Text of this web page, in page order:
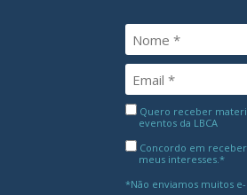
Quero receber
eventos da LBCA
Concordo em
meus interesses.*
*Não enviamos muitos